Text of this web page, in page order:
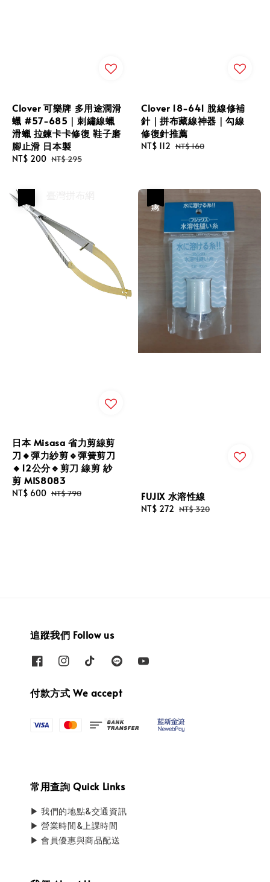
Clover 可樂牌 多用途潤滑
蠟 #57-685｜刺繡線蠟
滑蠟 拉鍊卡卡修復 鞋子磨
腳止滑 日本製
Sale
NT$ 200 Regular
NT$ 295
Clover 18-641 脫線修補
針｜拼布藏線神器｜勾線
修復針推薦
Sale
NT$ 112 Regular
NT$ 160
日本 Misasa 省力剪線剪
刀🔸彈力紗剪🔹彈簧剪刀
🔸12公分🔹剪刀 線剪 紗
剪 MIS8083
Sale
NT$ 600 Regular
NT$ 790 FUJIX 水溶性線
Sale
NT$ 272 Regular
NT$ 320
追蹤我們 Follow us
付款方式 We accept
常用查詢 Quick Links
▶ 我們的地點&交通資訊
▶ 營業時間&上課時間
▶ 會員優惠與商品配送